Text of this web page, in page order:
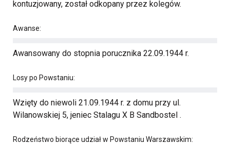
kontuzjowany, został odkopany przez kolegów.
Awanse:
Awansowany do stopnia porucznika 22.09.1944 r.
Losy po Powstaniu:
Wzięty do niewoli 21.09.1944 r. z domu przy ul.
Wilanowskiej 5, jeniec Stalagu X B Sandbostel .
Rodzeństwo biorące udział w Powstaniu Warszawskim: